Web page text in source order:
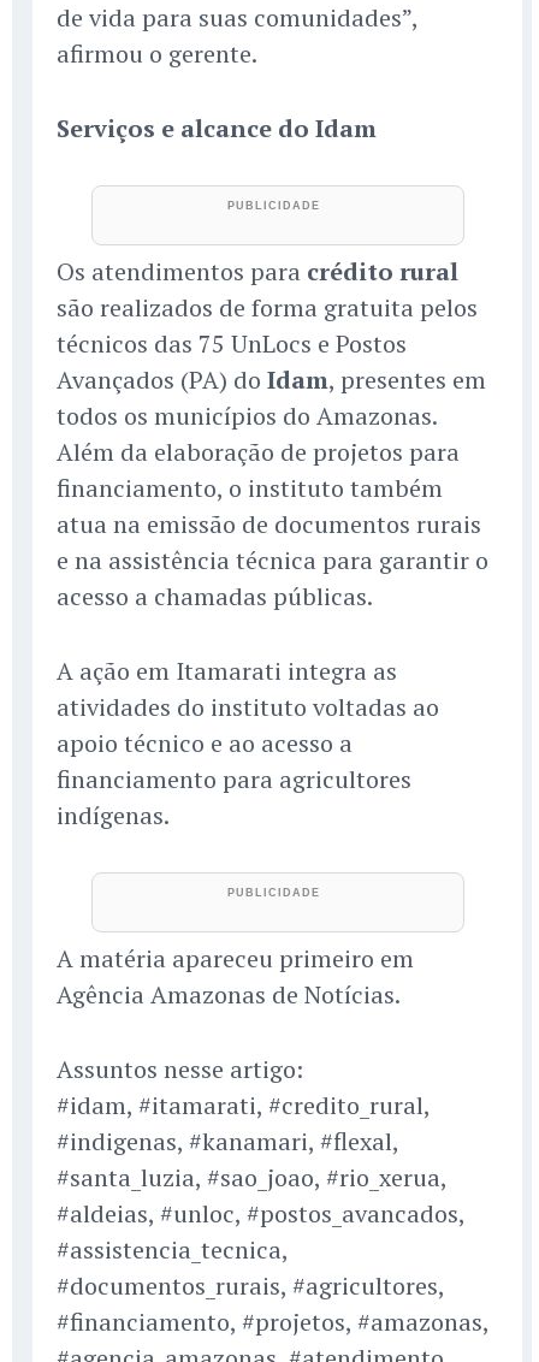
de vida para suas comunidades”,
afirmou o gerente.
Serviços e alcance do Idam
Os atendimentos para crédito rural
são realizados de forma gratuita pelos
técnicos das 75 UnLocs e Postos
Avançados (PA) do Idam, presentes em
todos os municípios do Amazonas.
Além da elaboração de projetos para
financiamento, o instituto também
atua na emissão de documentos rurais
e na assistência técnica para garantir o
acesso a chamadas públicas.
A ação em Itamarati integra as
atividades do instituto voltadas ao
apoio técnico e ao acesso a
financiamento para agricultores
indígenas.
A matéria apareceu primeiro em
Agência Amazonas de Notícias.
Assuntos nesse artigo:
#idam, #itamarati, #credito_rural,
#indigenas, #kanamari, #flexal,
#santa_luzia, #sao_joao, #rio_xerua,
#aldeias, #unloc, #postos_avancados,
#assistencia_tecnica,
#documentos_rurais, #agricultores,
#financiamento, #projetos, #amazonas,